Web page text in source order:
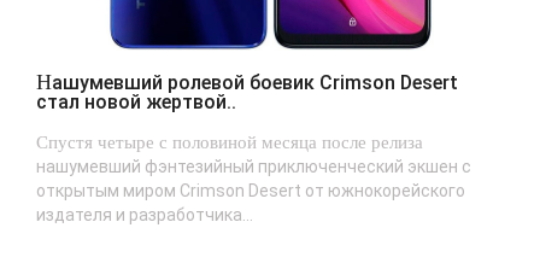
Нашумевший ролевой боевик Crimson Desert
стал новой жертвой..
Спустя четыре с половиной месяца после релиза
нашумевший фэнтезийный приключенческий экшен с
открытым миром Crimson Desert от южнокорейского
издателя и разработчика...